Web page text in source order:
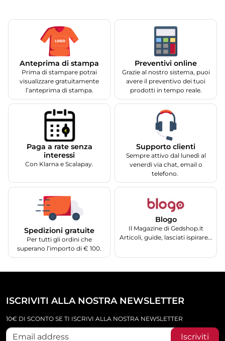
Anteprima di stampa
Prima di stampare potrai
visualizzare gratuitamente
l’anteprima di stampa.
Preventivi online
Grazie al nostro sistema, puoi
avere il preventivo dei tuoi
prodotti in tempo reale.
Paga a rate senza
interessi
Con Klarna e Scalapay.
Supporto clienti
Sempre attivo dal lunedì al
venerdì via chat, email o
telefono.
Spedizioni gratuite
Per tutti gli ordini che
superano l’importo di € 100.
Blogo
Il Magazine di Gedshop.it
Articoli, guide, lasciati ispirare...
ISCRIVITI ALLA NOSTRA NEWSLETTER
10€ DI SCONTO SE TI ISCRIVI ALLA NOSTRA NEWSLETTER
Iscriviti